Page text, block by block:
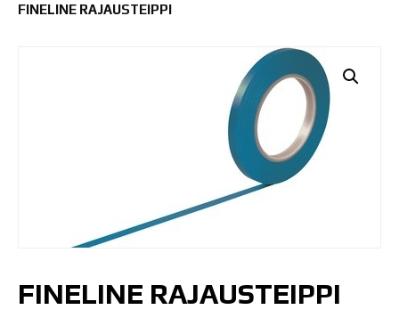
FINELINE RAJAUSTEIPPI
FINELINE RAJAUSTEIPPI